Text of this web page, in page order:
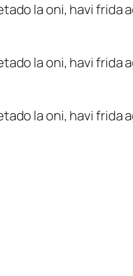
la oni, havi frida
la oni, havi frida
la oni, havi frida